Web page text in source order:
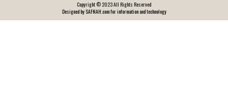
Copyright © 2023 All Rights Reserved
Designed by SAFNAH.com for information and technology